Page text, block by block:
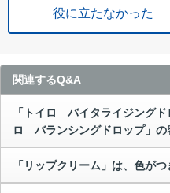
役に立たなかった
関連するQ&A
「トイロ バイタライジング
ロ バランシングドロップ」の
「リップクリーム」は、色がつ